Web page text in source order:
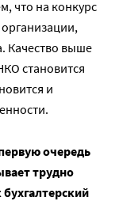
что на конкурс
Качество выше
становится
и
очередь
трудно